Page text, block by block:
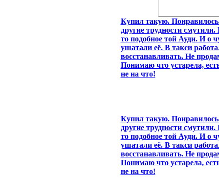
Купил такую.
другие трудности
то подобное той Ауди. И о
ушатали её. В такси
восстанавливать. Не
Понимаю что устарела,
не на что!
Купил такую.
другие трудности
то подобное той Ауди. И о
ушатали её. В такси
восстанавливать. Не
Понимаю что устарела,
не на что!